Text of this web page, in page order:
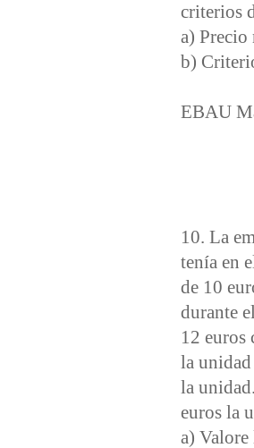
criterios
a)
b)
EBAU
10. La
tenía en
de 10
durante
12 euros
la
la
euros la
a) Valore